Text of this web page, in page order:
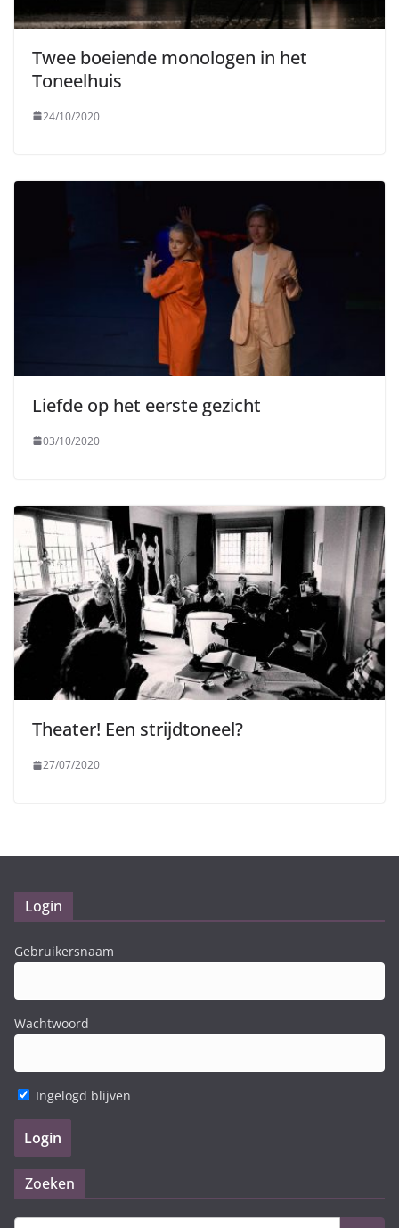
Twee boeiende monologen in het
Toneelhuis
24/10/2020
Liefde op het eerste gezicht
03/10/2020
Theater! Een strijdtoneel?
27/07/2020
Login
Gebruikersnaam
Wachtwoord
Ingelogd blijven
Zoeken